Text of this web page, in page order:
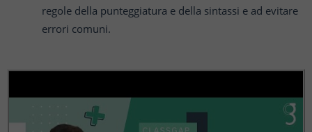
regole della punteggiatura e della sintassi e ad evitare
errori comuni.